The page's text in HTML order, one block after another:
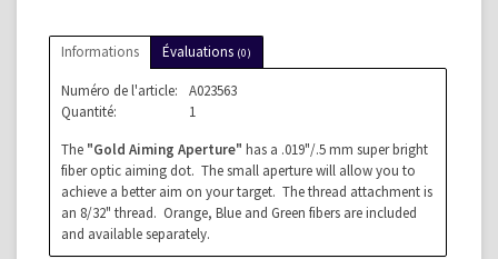
Informations Évaluations (0)
Numéro de l'article:
A023563
Quantité:
1
The "Gold Aiming Aperture" has a .019"/.5 mm super bright
fiber optic aiming dot. The small aperture will allow you to
achieve a better aim on your target. The thread attachment is
an 8/32" thread. Orange, Blue and Green fibers are included
and available separately.